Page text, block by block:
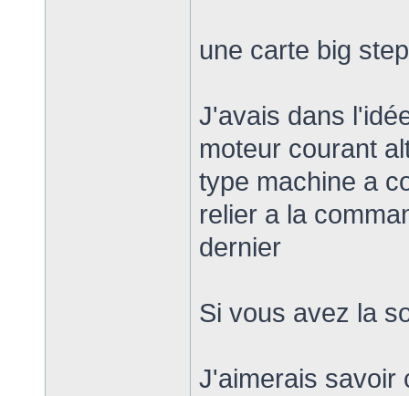
une carte big
J'avais dans
moteur courant
type machine a
relier a la
dernier
Si vous avez la
J'aimerais savoir